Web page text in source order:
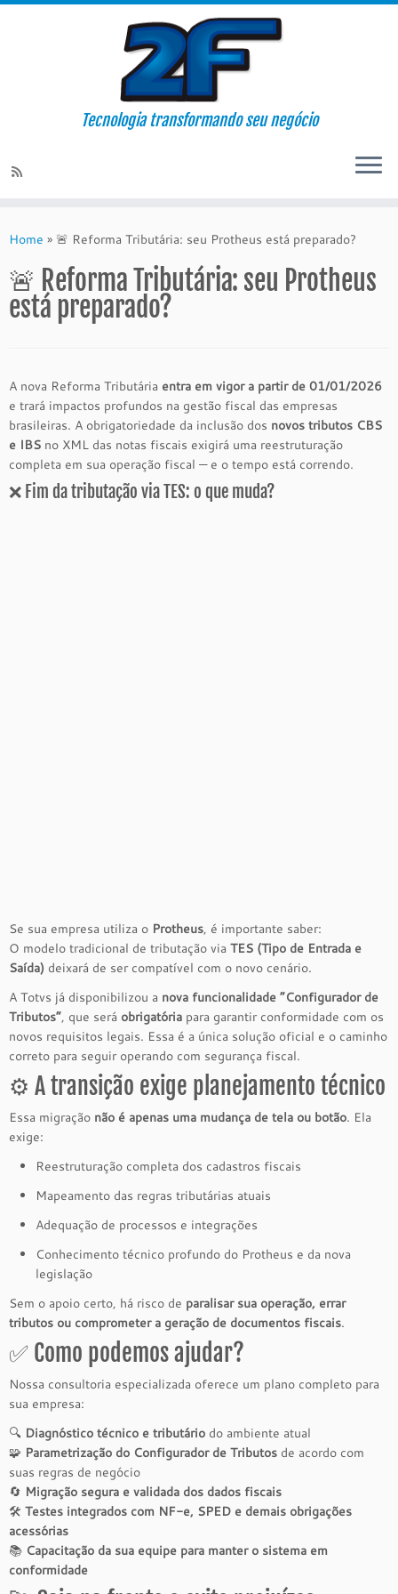
Tecnologia transformando seu negócio
Home » 🚨 Reforma Tributária: seu Protheus está preparado?
🚨 Reforma Tributária: seu Protheus
está preparado?
A nova Reforma Tributária entra em vigor a partir de 01/01/2026
e trará impactos profundos na gestão fiscal das empresas
brasileiras. A obrigatoriedade da inclusão dos novos tributos CBS
e IBS no XML das notas fiscais exigirá uma reestruturação
completa em sua operação fiscal — e o tempo está correndo.
❌ Fim da tributação via TES: o que muda?
Se sua empresa utiliza o Protheus, é importante saber:
O modelo tradicional de tributação via TES (Tipo de Entrada e
Saída) deixará de ser compatível com o novo cenário.
A Totvs já disponibilizou a nova funcionalidade “Configurador de
Tributos”, que será obrigatória para garantir conformidade com os
novos requisitos legais. Essa é a única solução oficial e o caminho
correto para seguir operando com segurança fiscal.
⚙️ A transição exige planejamento técnico
Essa migração não é apenas uma mudança de tela ou botão. Ela
exige:
Reestruturação completa dos cadastros fiscais
Mapeamento das regras tributárias atuais
Adequação de processos e integrações
Conhecimento técnico profundo do Protheus e da nova
legislação
Sem o apoio certo, há risco de paralisar sua operação, errar
tributos ou comprometer a geração de documentos fiscais.
✅ Como podemos ajudar?
Nossa consultoria especializada oferece um plano completo para
sua empresa:
🔍 Diagnóstico técnico e tributário do ambiente atual
🧩 Parametrização do Configurador de Tributos de acordo com
suas regras de negócio
🔄 Migração segura e validada dos dados fiscais
🛠️ Testes integrados com NF-e, SPED e demais obrigações
acessórias
📚 Capacitação da sua equipe para manter o sistema em
conformidade